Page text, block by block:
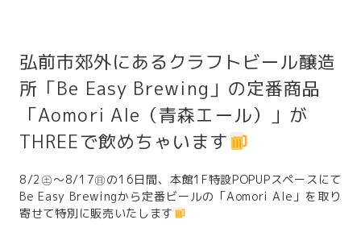
弘前市郊外にあるクラフトビール醸造
所「Be Easy Brewing」の定番商品
「Aomori Ale（青森エール）」が
THREEで飲めちゃいます
8/2㊏～8/17㊐の16日間、本館1F特設POPUPスペースにて
Be Easy Brewingから定番ビールの「Aomori Ale」を取り
寄せて特別に販売いたします